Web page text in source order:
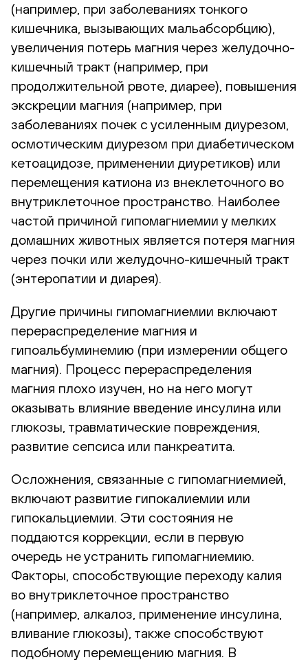
(например, при заболеваниях тонкого
кишечника, вызывающих мальабсорбцию),
увеличения потерь магния через желудочно-
кишечный тракт (например, при
продолжительной рвоте, диарее), повышения
экскреции магния (например, при
заболеваниях почек с усиленным диурезом,
осмотическим диурезом при диабетическом
кетоацидозе, применении диуретиков) или
перемещения катиона из внеклеточного во
внутриклеточное пространство. Наиболее
частой причиной гипомагниемии у мелких
домашних животных является потеря магния
через почки или желудочно-кишечный тракт
(энтеропатии и диарея).
Другие причины гипомагниемии включают
перераспределение магния и
гипоальбуминемию (при измерении общего
магния). Процесс перераспределения
магния плохо изучен, но на него могут
оказывать влияние введение инсулина или
глюкозы, травматические повреждения,
развитие сепсиса или панкреатита.
Осложнения, связанные с гипомагниемией,
включают развитие гипокалиемии или
гипокальциемии. Эти состояния не
поддаются коррекции, если в первую
очередь не устранить гипомагниемию.
Факторы, способствующие переходу калия
во внутриклеточное пространство
(например, алкалоз, применение инсулина,
вливание глюкозы), также способствуют
подобному перемещению магния. В